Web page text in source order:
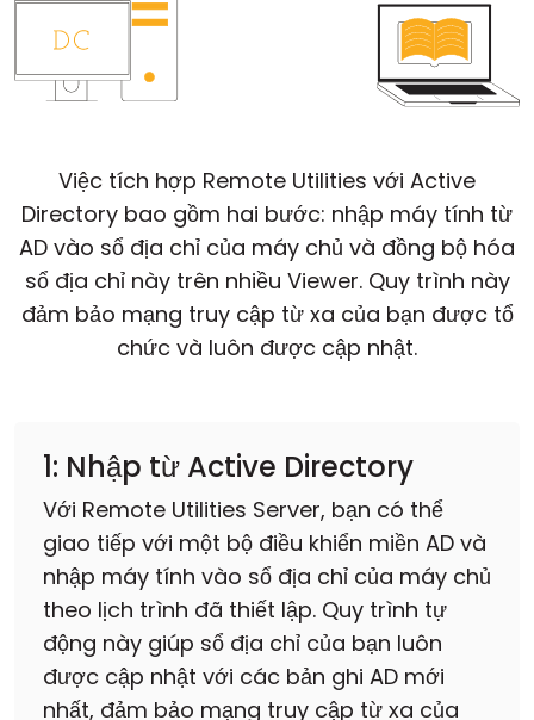
Việc tích hợp Remote Utilities với Active
Directory bao gồm hai bước: nhập máy tính từ
AD vào sổ địa chỉ của máy chủ và đồng bộ hóa
sổ địa chỉ này trên nhiều Viewer. Quy trình này
đảm bảo mạng truy cập từ xa của bạn được tổ
chức và luôn được cập nhật.
1: Nhập từ Active Directory
Với Remote Utilities Server, bạn có thể
giao tiếp với một bộ điều khiển miền AD và
nhập máy tính vào sổ địa chỉ của máy chủ
theo lịch trình đã thiết lập. Quy trình tự
động này giúp sổ địa chỉ của bạn luôn
được cập nhật với các bản ghi AD mới
nhất, đảm bảo mạng truy cập từ xa của